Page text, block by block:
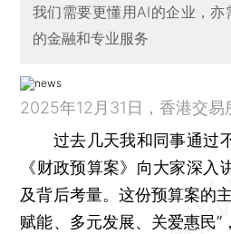
局主席、西九文化区管理局
官方委员和香港中文大学校
我们需要更懂用AI的企业，
的金融和专业服务
2025年12月31日，香港交易
过去几天我和同事通过
《财政预算案》向大家深入
及背后考量。这份预算案的
赋能、多元发展、关爱惠民”